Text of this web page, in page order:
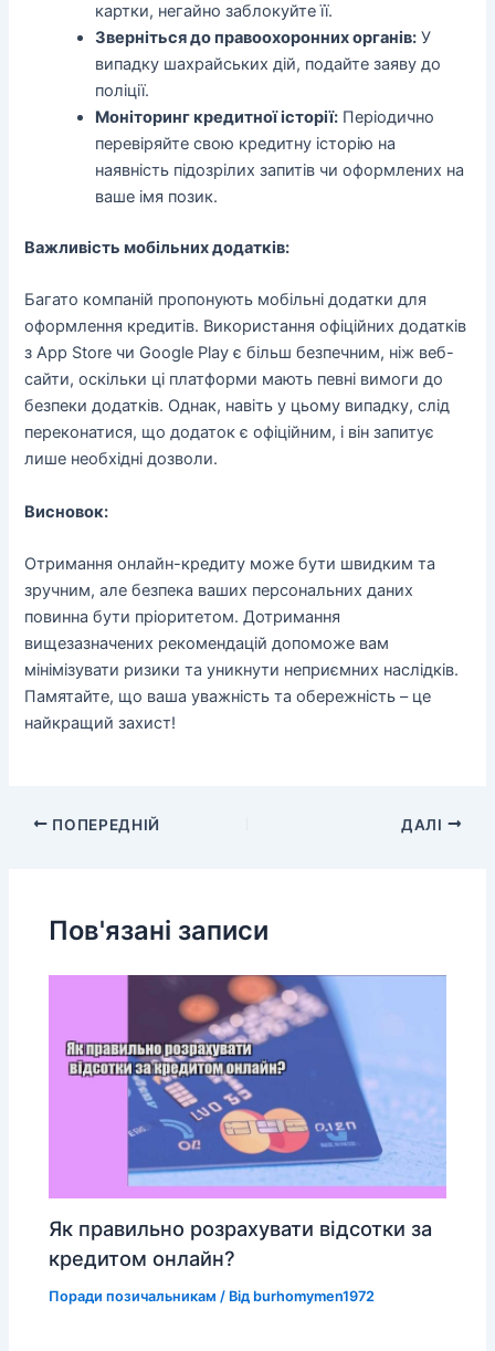
картки, негайно заблокуйте її.
Зверніться до правоохоронних органів: У
випадку шахрайських дій, подайте заяву до
поліції.
Моніторинг кредитної історії: Періодично
перевіряйте свою кредитну історію на
наявність підозрілих запитів чи оформлених на
ваше імя позик.
Важливість мобільних додатків:
Багато компаній пропонують мобільні додатки для
оформлення кредитів. Використання офіційних додатків
з App Store чи Google Play є більш безпечним, ніж веб-
сайти, оскільки ці платформи мають певні вимоги до
безпеки додатків. Однак, навіть у цьому випадку, слід
переконатися, що додаток є офіційним, і він запитує
лише необхідні дозволи.
Висновок:
Отримання онлайн-кредиту може бути швидким та
зручним, але безпека ваших персональних даних
повинна бути пріоритетом. Дотримання
вищезазначених рекомендацій допоможе вам
мінімізувати ризики та уникнути неприємних наслідків.
Памятайте, що ваша уважність та обережність – це
найкращий захист!
ПОПЕРЕДНІЙ ДАЛІ
Пов'язані записи
Як правильно розрахувати відсотки за
кредитом онлайн?
Поради позичальникам / Від burhomymen1972